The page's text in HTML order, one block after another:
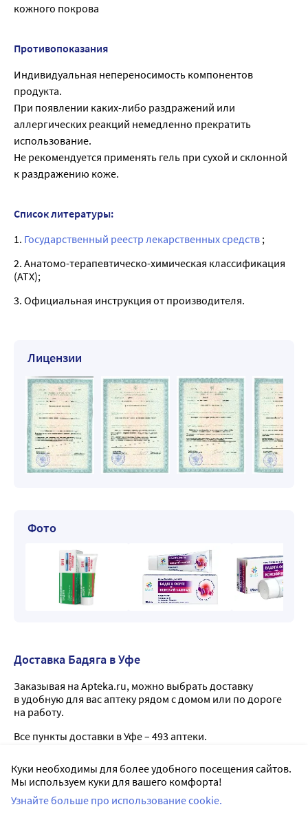
кожного покрова
Противопоказания
Индивидуальная непереносимость компонентов
продукта.
При появлении каких-либо раздражений или
аллергических реакций немедленно прекратить
использование.
Не рекомендуется применять гель при сухой и склонной
к раздражению коже.
Список литературы:
1. Государственный реестр лекарственных средств ;
2. Анатомо-терапевтическо-химическая классификация
(ATX);
3. Официальная инструкция от производителя.
Лицензии
Фото
Доставка Бадяга в Уфе
Заказывая на Apteka.ru, можно выбрать доставку
в удобную для вас аптеку рядом с домом или по дороге
на работу.
Все пункты доставки в Уфе – 493 аптеки.
Фармленд 5
г. Уфа, ул. Фурманова, 6
Куки необходимы для более удобного посещения сайтов.
Мы используем куки для вашего комфорта!
Узнайте больше про использование cookie.